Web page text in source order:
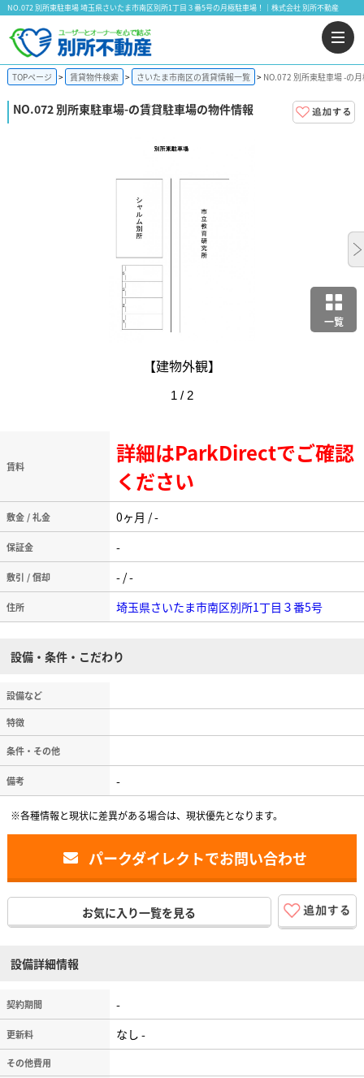
NO.072 別所東駐車場 埼玉県さいたま市南区別所1丁目３番5号の月極駐車場！｜株式会社 別所不動産
TOPページ 賃貸物件検索 さいたま市南区の賃貸情報一覧 NO.072 別所東駐車場 -の
NO.072 別所東駐車場-の賃貸駐車場の物件情報
一覧
【建物外観】
1 / 2
賃料
詳細はParkDirectでご確認
ください
敷金 / 礼金 0ヶ月 / -
保証金 -
敷引 / 償却 - / -
住所 埼玉県さいたま市南区別所1丁目３番5号
設備・条件・こだわり
設備など
特徴
条件・その他
備考 -
※各種情報と現状に差異がある場合は、現状優先となります。
パークダイレクトでお問い合わせ
お気に入り一覧を見る
設備詳細情報
契約期間 -
更新料 なし -
その他費用